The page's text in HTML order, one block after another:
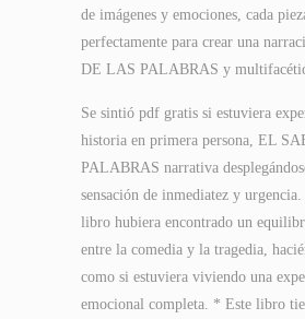
de imágenes y emociones, cada
perfectamente para crear una
DE LAS PALABRAS y
Se sintió pdf gratis si estuviera
historia en primera persona, EL
PALABRAS narrativa
sensación de inmediatez y
libro hubiera encontrado un
entre la comedia y la tragedia,
como si estuviera viviendo una
emocional completa. * Este libro